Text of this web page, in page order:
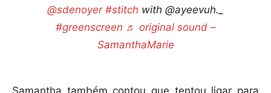
@sdenoyer #stitch with @ayeevuh._
#greenscreen ♬ original sound –
SamanthaMarie